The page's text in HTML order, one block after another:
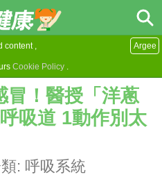
content ,
Cookie Policy .
Argee
冒！醫授「洋蔥
吸道 1動作別太
: 呼吸系統